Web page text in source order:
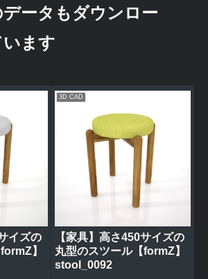
ータもダウンロー
います
イズの
】
3D CAD
【家具】高さ450サイズの
丸型のスツール【formZ】
stool_0092